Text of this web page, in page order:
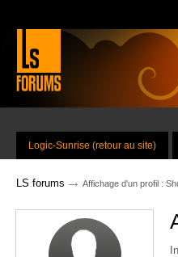
Logic-Sunrise (retour au site)
LS forums → Affichage d'un profil :